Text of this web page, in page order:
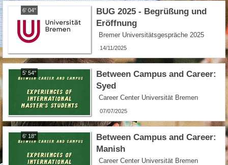
6' 04''
BUG 2025 - Begrüßung und
Eröffnung
Bremer Universitätsgespräche 2025
14/11/2025
5' 54''
Between Campus and Career:
Syed
Career Center Universität Bremen
07/07/2025
6' 18''
Between Campus and Career:
Manish
Career Center Universität Bremen